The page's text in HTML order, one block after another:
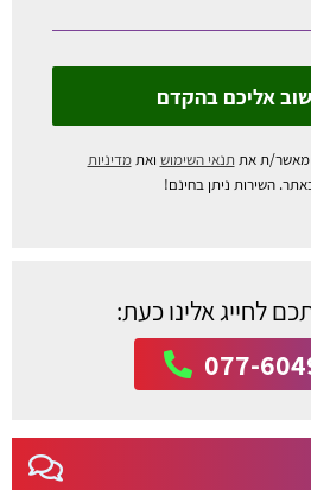
אליכם בהקדם
מאשר/ת את תנאי השימוש ואתמדיניות
השירות ניתן בחינם!
לחייג אלינו כעת:
077-